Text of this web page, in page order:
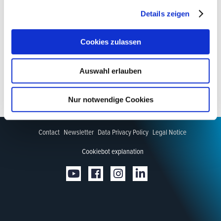
Details zeigen
Cookies zulassen
Auswahl erlauben
Nur notwendige Cookies
Given the limited capacity available at the venue, participants
Contact Newsletter Data Privacy Policy Legal Notice
Cookiebot explanation